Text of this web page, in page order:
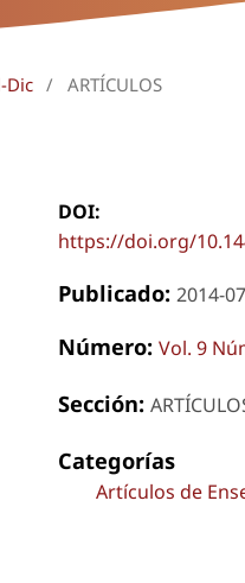
Dic / ARTÍCULOS
DOI:
https://doi.org/
Publicado: 2014-
Número: Vol. 9
Sección:
Categorías
Artículos de